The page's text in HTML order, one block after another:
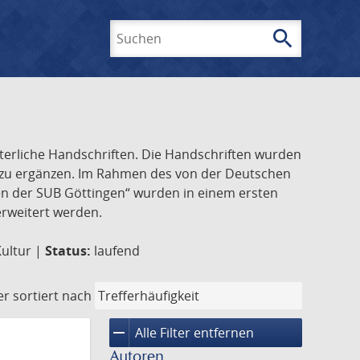
search
Handschriften. Die Handschriften wurden
ergänzen. Im Rahmen des von der Deutschen
SUB Göttingen“ wurden in einem ersten
werden.
| Status: laufend
sortiert nach
remove Alle Filter entfernen